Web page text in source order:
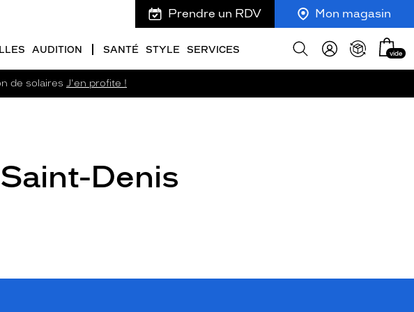
Prendre un RDV Mon magasin
AUDITION SANTÉ STYLE SERVICES
Afficher
Mon
panier
vide
de solaires J'en profite !
Denis